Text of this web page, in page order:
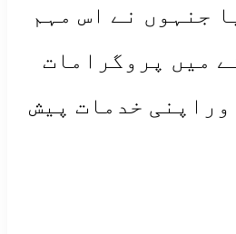
جنہوں نے اس مہم
میں پروگرامات
خدمات پیش